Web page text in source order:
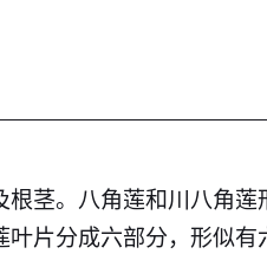
茎。八角莲和川八角莲
片分成六部分，形似有